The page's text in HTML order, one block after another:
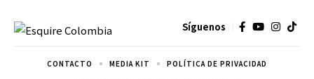
Síguenos
CONTACTO MEDIA KIT POLÍTICA DE PRIVACIDAD